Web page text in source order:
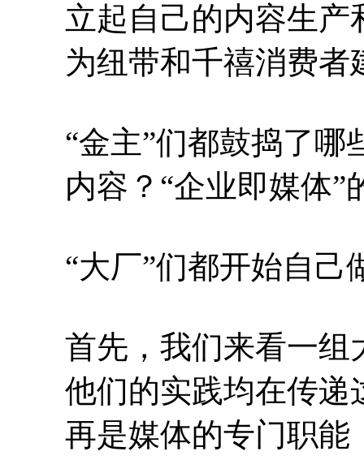
立起自己的内容生
为纽带和千禧消费者
“金主”们都鼓捣了
内容？“企业即媒体
“大厂”们都开始自己
首先，我们来看一组
他们的实践均在传递
再是媒体的专门职能